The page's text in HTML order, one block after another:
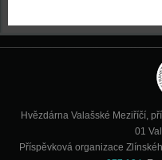
Hvězdárna Valašské Meziříčí,
01
Příspěvková organizace